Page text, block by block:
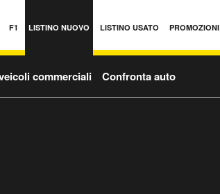
F1 LISTINO NUOVO LISTINO USATO PROMOZIONI
commerciali Confronta auto